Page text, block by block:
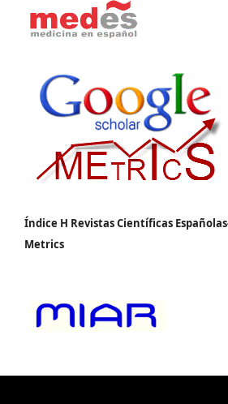
Índice H Revistas Científicas
Metrics